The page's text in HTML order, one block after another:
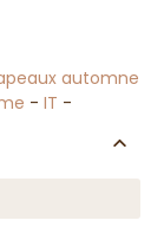
automne
- IT -